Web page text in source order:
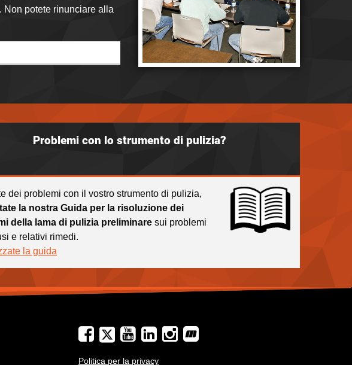
Non potete rinunciare alla
Problemi con lo strumento di pulizia?
dei problemi con il vostro strumento di pulizia,
la nostra Guida per la risoluzione dei
della lama di pulizia preliminare sui problemi
e relativi rimedi.
la guida
Politica per la privacy